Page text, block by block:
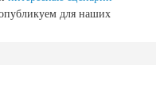
для наших